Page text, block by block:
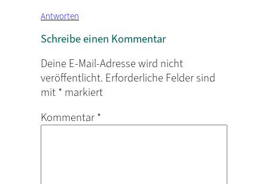
Antworten
Schreibe einen Kommentar
Deine E-Mail-Adresse wird nicht
veröffentlicht. Erforderliche Felder sind
mit * markiert
Kommentar *